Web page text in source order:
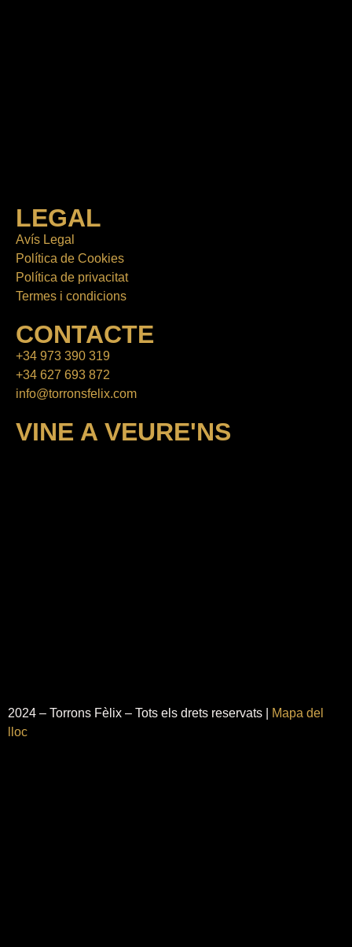
LEGAL
Avís Legal
Política de Cookies
Política de privacitat
Termes i condicions
CONTACTE
+34 973 390 319
+34 627 693 872
info@torronsfelix.com
VINE A VEURE'NS
2024 – Torrons Fèlix – Tots els drets reservats |
Mapa del
lloc